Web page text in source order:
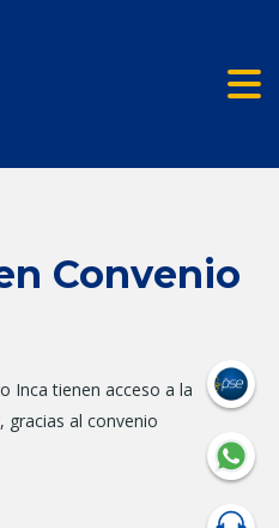
Convenio
Inca tienen acceso a la
gracias al convenio